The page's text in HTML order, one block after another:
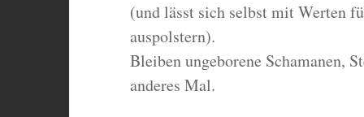
(und lässt sich selbst mit Werten
auspolstern).
Bleiben ungeborene Schamanen,
anderes Mal.